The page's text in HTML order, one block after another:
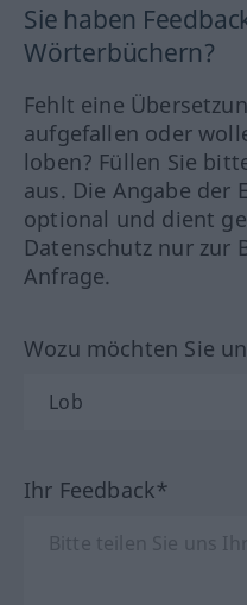
Sie haben
Wörterbüchern?
Fehlt eine
aufgefallen oder
loben? Füllen Sie
aus. Die Angabe der
optional und dient
Datenschutz nur zur
Anfrage.
Wozu möchten Sie
Ihr Feedback*